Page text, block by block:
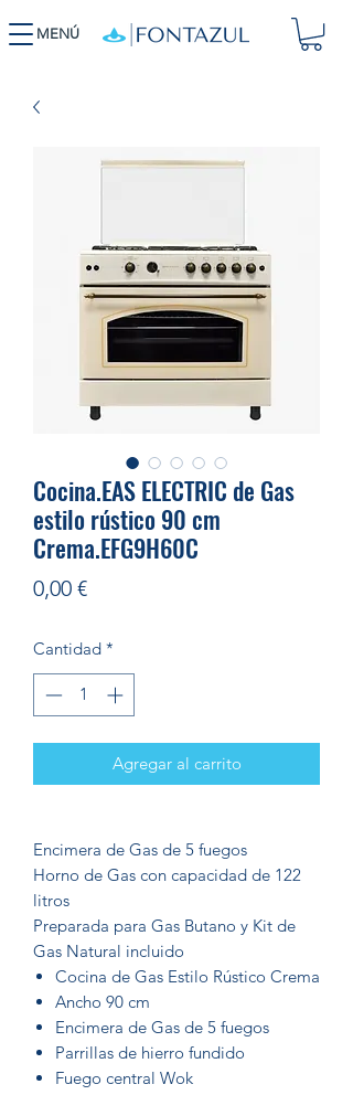
MENÚ
Cocina.EAS ELECTRIC de Gas
estilo rústico 90 cm
Crema.EFG9H60C
0,00 €Precio
Cantidad *
Agregar al carrito
Encimera de Gas de 5 fuegos
Horno de Gas con capacidad de 122
litros
Preparada para Gas Butano y Kit de
Gas Natural incluido
Cocina de Gas Estilo Rústico Crema
Ancho 90 cm
Encimera de Gas de 5 fuegos
Parrillas de hierro fundido
Fuego central Wok